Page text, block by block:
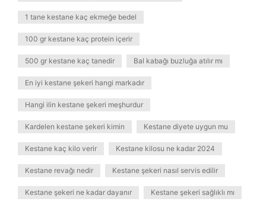
1 tane kestane kaç ekmeğe bedel
100 gr kestane kaç protein içerir
500 gr kestane kaç tanedir Bal kabağı buzluğa atılır mı
En iyi kestane şekeri hangi markadır
Hangi ilin kestane şekeri meşhurdur
Kardelen kestane şekeri kimin Kestane diyete uygun mu
Kestane kaç kilo verir Kestane kilosu ne kadar 2024
Kestane revağı nedir Kestane şekeri nasıl servis edilir
Kestane şekeri ne kadar dayanır Kestane şekeri sağlıklı mı